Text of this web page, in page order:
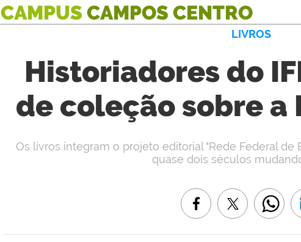
CAMPUS CAMPOS CENTRO
LIVROS
Historiadores do
de coleção sobre a
Os livros integram o projeto editorial "Rede Federal de
quase dois séculos